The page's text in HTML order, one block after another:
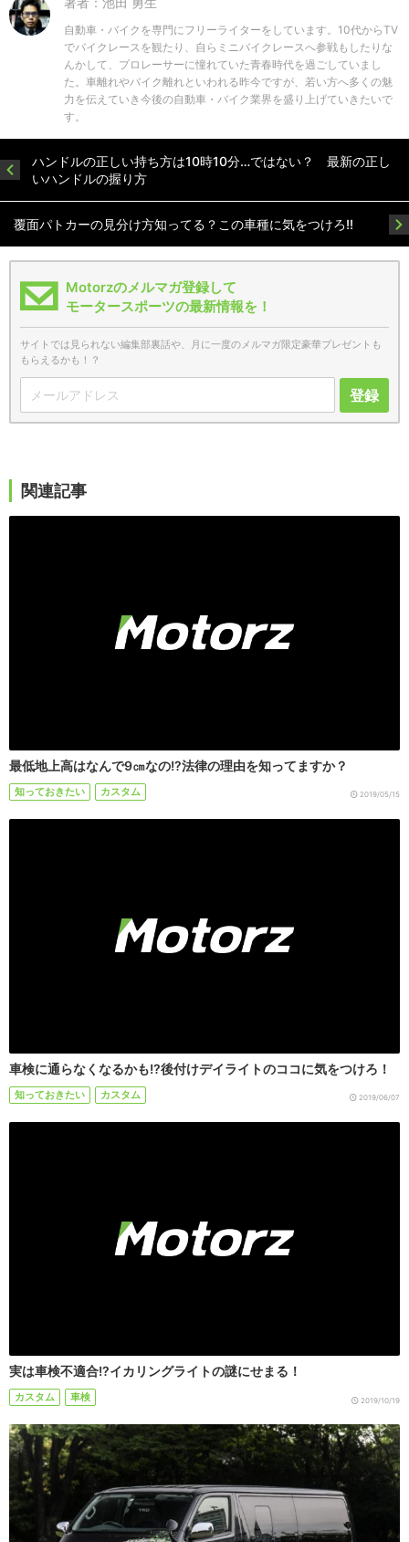
自動車・バイクを専門にフリーライターをしています。10代からTV
でバイクレースを観たり、自らミニバイクレースへ参戦もしたりな
んかして、プロレーサーに憧れていた青春時代を過ごしていまし
た。車離れやバイク離れといわれる昨今ですが、若い方へ多くの魅
力を伝えていき今後の自動車・バイク業界を盛り上げていきたいで
す。
ハンドルの正しい持ち方は10時10分…ではない？ 最新の正し
いハンドルの握り方
覆面パトカーの見分け方知ってる？この車種に気をつけろ!!
Motorzのメルマガ登録して
モータースポーツの最新情報を！
サイトでは見られない編集部裏話や、月に一度のメルマガ限定豪華プレゼントも
もらえるかも！？
登録
関連記事
最低地上高はなんで9㎝なの!?法律の理由を知ってますか？
知っておきたい カスタム 2019/05/15
車検に通らなくなるかも!?後付けデイライトのココに気をつけろ！
知っておきたい カスタム 2019/06/07
実は車検不適合!?イカリングライトの謎にせまる！
カスタム 車検 2019/10/19